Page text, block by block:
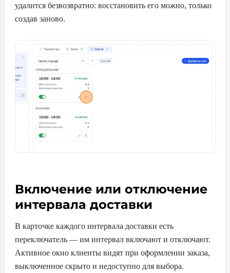
удалится безвозвратно: восстановить его можно, только
создав заново.
Включение или отключение
интервала доставки
В карточке каждого интервала доставки есть
переключатель — им интервал включают и отключают.
Активное окно клиенты видят при оформлении заказа,
выключенное скрыто и недоступно для выбора.